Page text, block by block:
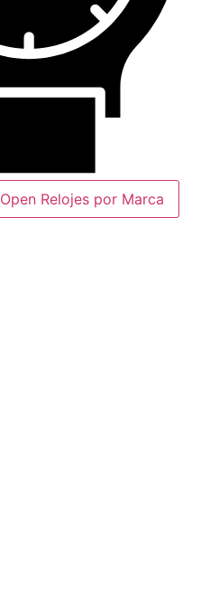
Open Relojes por Marca